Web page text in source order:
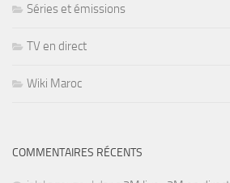
Séries et émissions
TV en direct
Wiki Maroc
COMMENTAIRES RÉCENTS